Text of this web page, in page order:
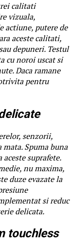
calitati
vizuala,
actiune, putere de
aceste calitati,
depuneri. Testul
cu noroi uscat si
Daca ramane
pentru
senzorii,
Spuma buna
suprafete.
nu maxima,
duze evazate la
si reduc
delicata.
touchless